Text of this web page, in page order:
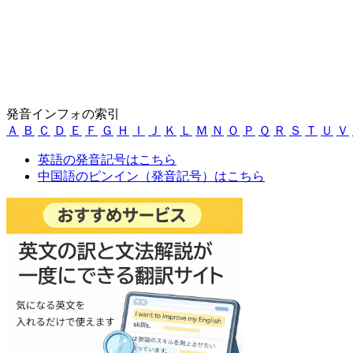
発音インフォの索引
Ａ
Ｂ Ｃ Ｄ Ｅ Ｆ Ｇ Ｈ Ｉ Ｊ Ｋ Ｌ Ｍ Ｎ Ｏ Ｐ Ｑ Ｒ Ｓ Ｔ Ｕ Ｖ
英語の発音記号はこちら
中国語のピンイン（発音記号）はこちら